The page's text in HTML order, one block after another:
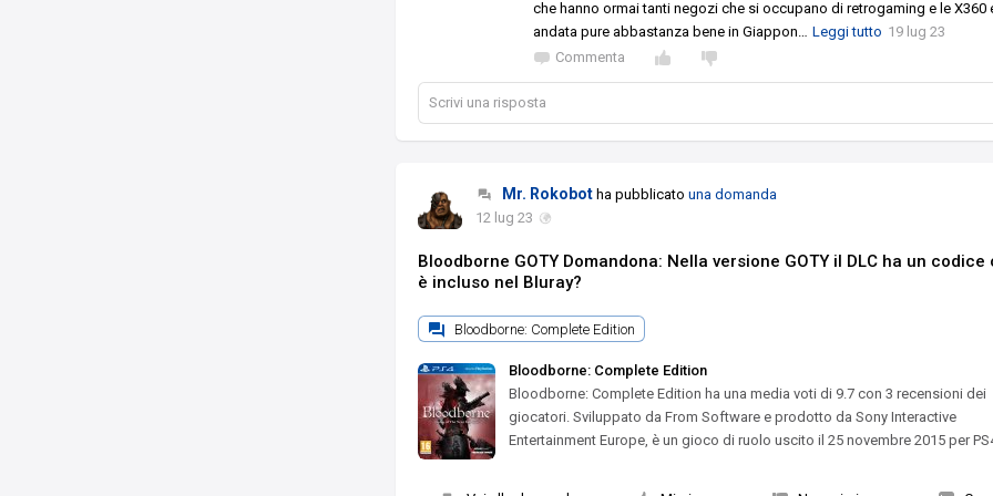
che hanno ormai tanti negozi che si occupano di retrogaming e le X360
andata pure abbastanza bene in Giappon… Leggi tutto 19 lug 23
Commenta
Scrivi una risposta
Mr. Rokobot ha pubblicatouna domanda
12 lug 23
Bloodborne GOTY Domandona: Nella versione GOTY il DLC ha un codice
è incluso nel Bluray?
Bloodborne: Complete Edition
Bloodborne: Complete Edition
Bloodborne: Complete Edition ha una media voti di 9.7 con 3 recensioni dei
giocatori. Sviluppato da From Software e prodotto da Sony Interactive
Entertainment Europe, è un gioco di ruolo uscito il 25 novembre 2015 per